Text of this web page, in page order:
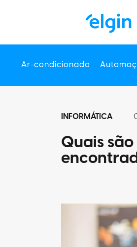
Ar-condicionado
INFORMÁTICA
Quais